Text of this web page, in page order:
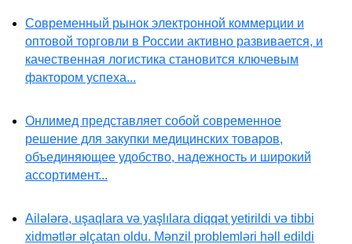
Современный рынок электронной коммерции и
оптовой торговли в России активно развивается, и
качественная логистика становится ключевым
фактором успеха...
Онлимед представляет собой современное
решение для закупки медицинских товаров,
объединяющее удобство, надежность и широкий
ассортимент...
Ailələrə, uşaqlara və yaşlılara diqqət yetirildi və tibbi
xidmətlər əlçatan oldu. Mənzil problemləri həll edildi